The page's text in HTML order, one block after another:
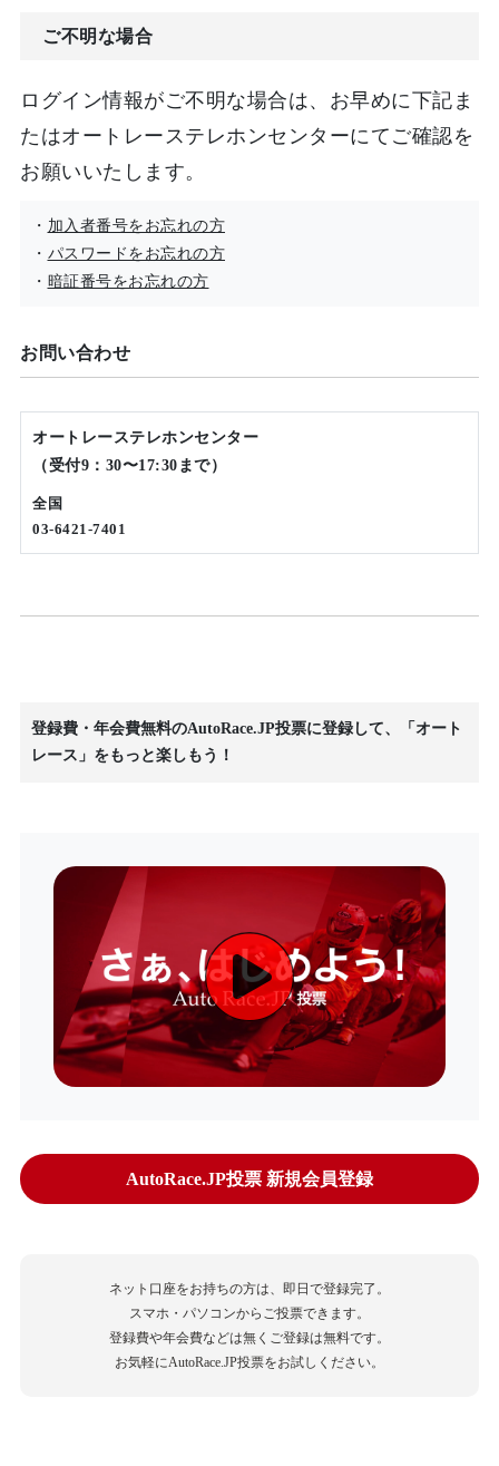
ご不明な場合
ログイン情報がご不明な場合は、お早めに下記ま
たはオートレーステレホンセンターにてご確認を
お願いいたします。
・ 加入者番号をお忘れの方
・ パスワードをお忘れの方
・ 暗証番号をお忘れの方
お問い合わせ
オートレーステレホンセンター
（受付9：30〜17:30まで）
全国
03-6421-7401
登録費・年会費無料のAutoRace.JP投票に登録して、「オート
レース」をもっと楽しもう！
AutoRace.JP投票 新規会員登録
ネット口座をお持ちの方は、即日で登録完了。
スマホ・パソコンからご投票できます。
登録費や年会費などは無くご登録は無料です。
お気軽にAutoRace.JP投票をお試しください。